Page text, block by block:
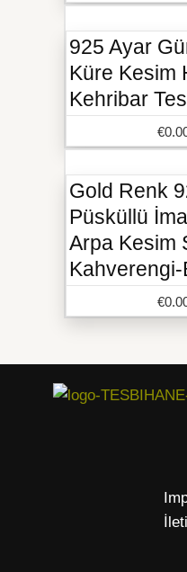
925 Ayar
Küre Kesim
Kehribar
€
Gold Renk
Püsküllü
Arpa Kesim
€